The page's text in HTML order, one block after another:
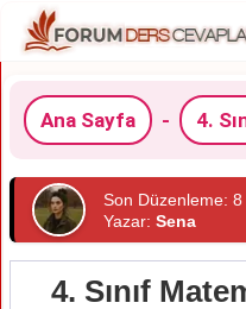
Ana Sayfa - 4.
Son Düzenleme:
Yazar: Sena
4. Sınıf